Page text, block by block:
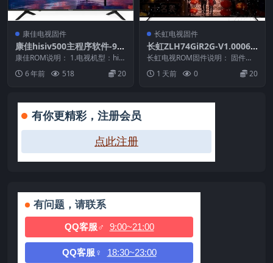
康佳电视固件
康佳hisiv500主程序软件-99
015478-V1.0.11原厂系统刷
机电视固件包下载
康佳ROM说明： 1.电视机型：hisi
6 年前 518 20
长虹电视固件
长虹ZLH74GiR2G-V1.00068
_U盘刷机固件
长虹电视ROM固件说明： 固件版
本：V1.00068 固件大小：448 M
升级...1 天前 0 20
有你更精彩，注册会员
点此注册
有问题，请联系
QQ客服♂ 9:00~21:00
QQ客服♀ 18:30~23:00